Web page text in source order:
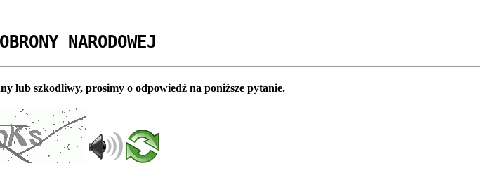
NARODOWEJ
lub szkodliwy, prosimy o odpowiedź na poniższe pytanie.